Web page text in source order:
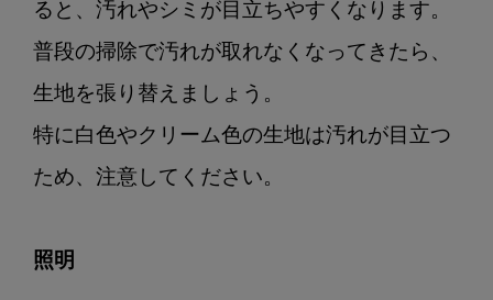
ると、汚れやシミが目立ちやすくなります。
普段の掃除で汚れが取れなくなってきたら、
生地を張り替えましょう。
特に白色やクリーム色の生地は汚れが目立つ
ため、注意してください。
照明